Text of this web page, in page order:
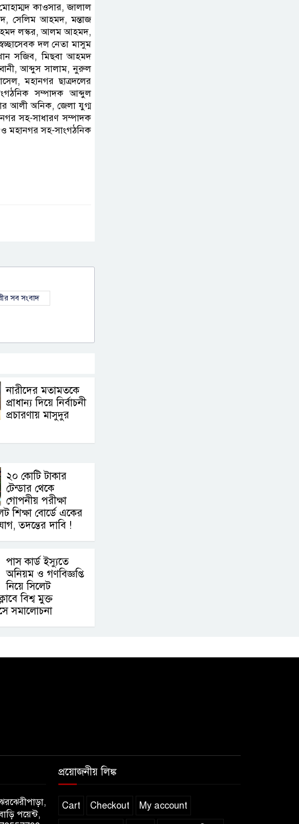
কাওসার, জালাল
সেলিম আহমদ, মন্তাজ
লস্কর, আলম আহমদ,
দল নেতা মাসুম
সজিব, মিছবা আহমদ
আব্দুস সালাম, নুরুল
মহানগর ছাত্রদলের
সম্পাদক আব্দুল
আলী অনিক, জেলা যুগ্ম
সহ-সাধারণ সম্পাদক
মহানগর সহ-সাংগঠনিক
সব সংবাদ
নারীদের মতামতকে
প্রাধান্য দিয়ে নির্বাচনী
প্রচারণায় মাসুদুর
২০ কোটি টাকার
টেন্ডার থেকে
গোপনীয় পরীক্ষা
শিক্ষা বোর্ডে একের
তদন্তের দাবি !
পাস কার্ড ইস্যুতে
অনিয়ম ও গণবিজ্ঞপ্তি
নিয়ে সিলেট
বিশ্ব মুক্ত
সমালোচনা
পয়েন্ট,
প্রয়োজনীয় লিঙ্ক
Cart Checkout My account